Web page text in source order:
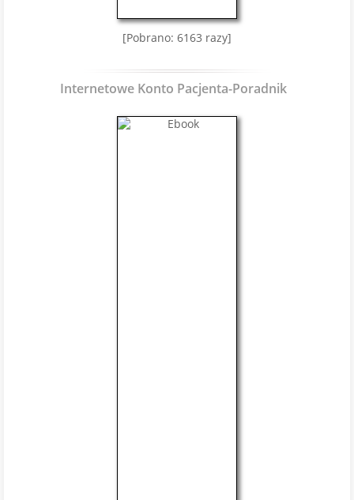
[Pobrano: 6163 razy]
Internetowe Konto Pacjenta-Poradnik